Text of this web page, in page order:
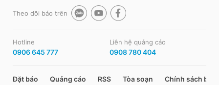
Theo dõi báo trên
Hotline
0906 645 777
Liên hệ quảng cáo
0908 780 404
Đặt báo Quảng cáo RSS Tòa soạn Chính sách bảo